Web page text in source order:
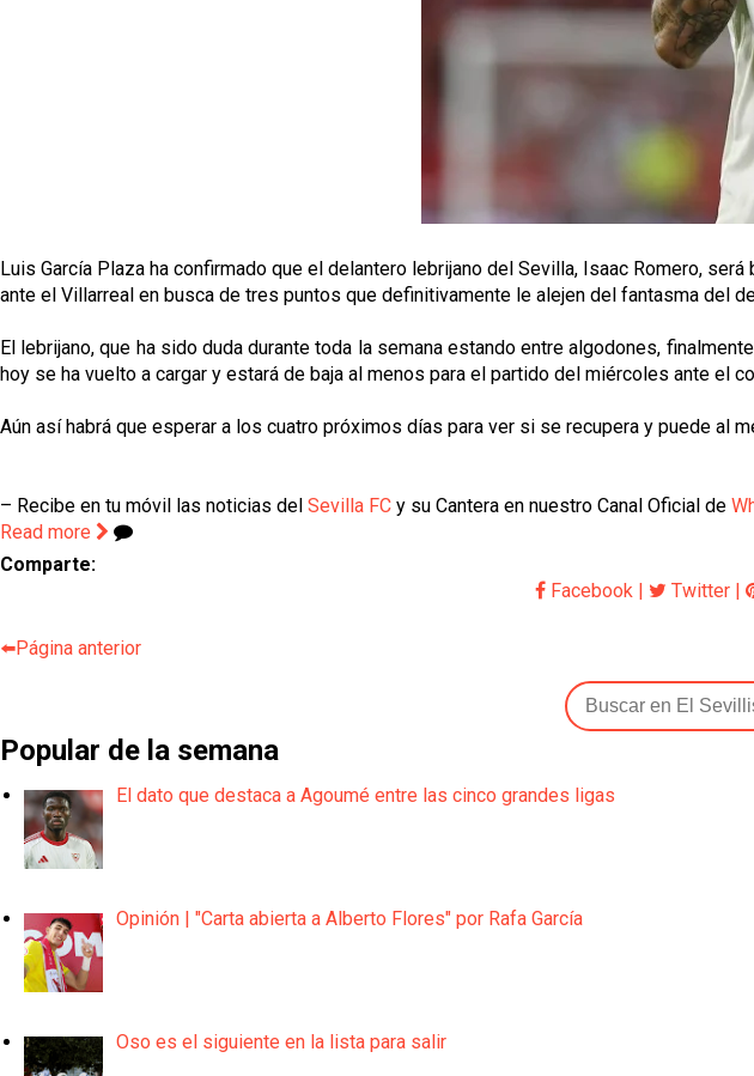
Luis García Plaza ha confirmado que el delantero lebrijano del Sevilla, Isaac Romero,
ante el Villarreal en busca de tres puntos que definitivamente le alejen del fantasma del
El lebrijano, que ha sido duda durante toda la semana estando entre algodones,
hoy se ha vuelto a cargar y estará de baja al menos para el partido del miércoles ante el
Aún así habrá que esperar a los cuatro próximos días para ver si se recupera y puede al
– Recibe en tu móvil las noticias del Sevilla FC y su Cantera en nuestro Canal Oficial de
Read more
Comparte:
Facebook | Twitter |
⬅️Página anterior
Popular de la semana
El dato que destaca a Agoumé entre las cinco grandes ligas
Opinión | "Carta abierta a Alberto Flores" por Rafa García
Oso es el siguiente en la lista para salir